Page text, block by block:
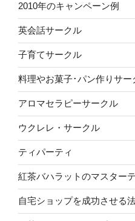
2010年のキャンペーン例
英会話サークル
子育てサークル
料理やお菓子･パン作りサー
アロマセラピーサークル
ウクレレ・サークル
ティパーティ
紅茶バハラットのマスター
自宅ショップを成功させる